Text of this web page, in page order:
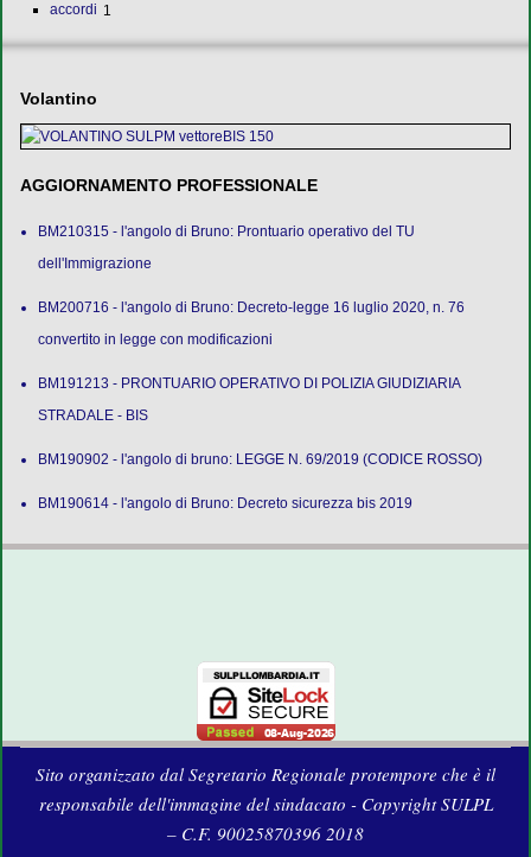
accordi 1
Volantino
AGGIORNAMENTO PROFESSIONALE
BM210315 - l'angolo di Bruno: Prontuario operativo del TU
dell'Immigrazione
BM200716 - l'angolo di Bruno: Decreto-legge 16 luglio 2020, n. 76
convertito in legge con modificazioni
BM191213 - PRONTUARIO OPERATIVO DI POLIZIA GIUDIZIARIA
STRADALE - BIS
BM190902 - l'angolo di bruno: LEGGE N. 69/2019 (CODICE ROSSO)
BM190614 - l'angolo di Bruno: Decreto sicurezza bis 2019
Sito organizzato dal Segretario Regionale protempore che è il
responsabile dell'immagine del sindacato - Copyright SULPL
– C.F. 90025870396 2018